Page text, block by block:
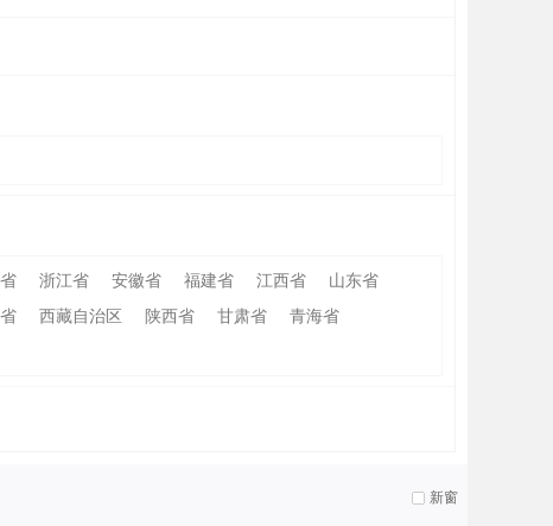
浙江省 安徽省 福建省 江西省
山东省
西藏自治区 陕西省 甘肃省
青海省
新窗